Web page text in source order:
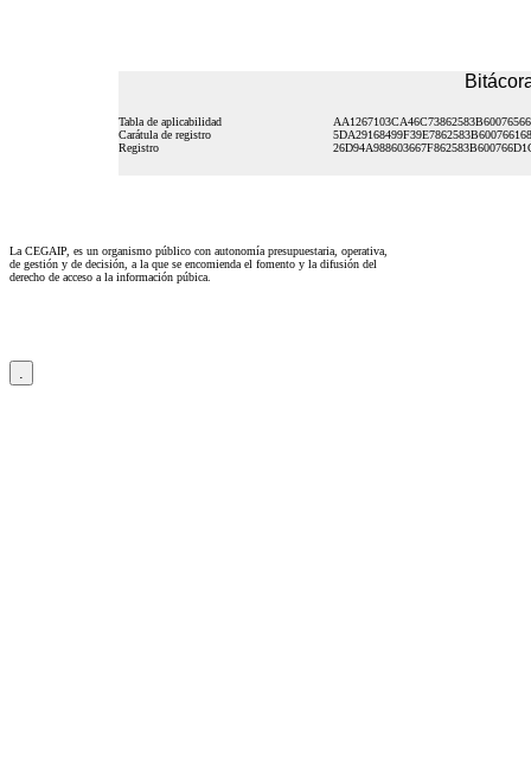
Tabla de aplicabilidad
Carátula de registro
5DA29168499F39E7862583B600766168
Registro
La CEGAIP, es un organismo público con autonomía presupuestaria, operativa,
de gestión y de decisión, a la que se encomienda el fomento y la difusión del
derecho de acceso a la información púbica.